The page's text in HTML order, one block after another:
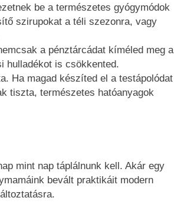
be a természetes gyógymódok
szirupokat a téli szezonra, vagy
a pénztárcádat kíméled meg a
hulladékot is csökkented.
Ha magad készíted el a testápolódat
tiszta, természetes hatóanyagok
mint nap táplálnunk kell. Akár egy
bevált praktikáit modern